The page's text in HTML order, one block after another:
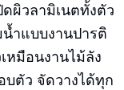
ผิวลามิเนตทั้งตัว
ำแบบงานปารติ
หมือนงานไม้ลัง
บตัว จัดวางได้ทุก